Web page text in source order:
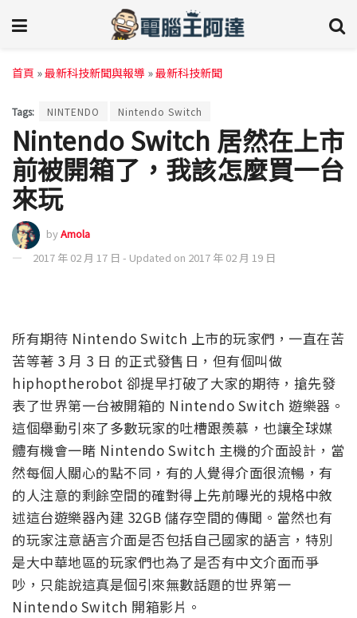
首頁 »最新科技新聞與報導 »最新科技新聞
Tags: NINTENDO Nintendo Switch
Nintendo Switch 居然在上市
前被開箱了，我該怎麼買一台
來玩
byAmola
2017 年 02 月 17 日 - Updated on 2017 年 02 月 19 日
所有期待 Nintendo Switch 上市的玩家們，一直在苦
苦等著 3 月 3 日 的正式發售日，但有個叫做
hiphoptherobot 卻提早打破了大家的期待，搶先發
表了世界第一台被開箱的 Nintendo Switch 遊樂器。
這個舉動引來了多數玩家的吐槽跟羨慕，也讓全球媒
體有機會一睹 Nintendo Switch 主機的介面設計，當
然每個人關心的點不同，有的人覺得介面很流暢，有
的人注意的剩餘空間的確對得上先前曝光的規格中敘
述這台遊樂器內建 32GB 儲存空間的傳聞。當然也有
的玩家注意語言介面是否包括自己國家的語言，特別
是大中華地區的玩家們也為了是否有中文介面而爭
吵，只能說這真是個引來無數話題的世界第一
Nintendo Switch 開箱影片。